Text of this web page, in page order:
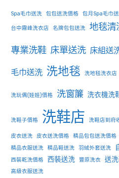
Spa毛巾送洗 包包送洗價格 包月Spa毛巾
台中霧峰洗衣店 名牌包包送洗 地毯清
專業洗鞋 床單送洗 床組送
毛巾送洗 洗地毯 洗地毯洗衣店
洗玩偶(娃娃)價格 洗窗簾 洗衣機洗
洗鞋子價格 洗鞋店 洗鞋店到府
皮衣送洗 皮衣送洗價格 精品包包送洗價格
精品衣服送洗
精品鞋送洗 羽絨外套送洗
西裝乾洗價格 西裝送洗 豐原洗衣 送
高級衣服送洗